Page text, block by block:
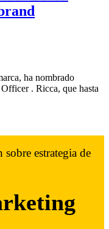
ha nombrado
. Ricca, que hasta
estrategia de